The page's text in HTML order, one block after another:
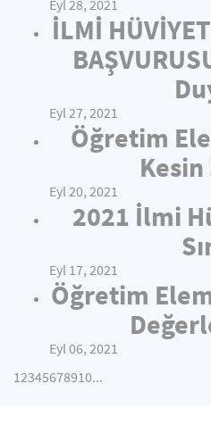
Eyl 28, 2021
İLMİ
Eyl 27, 2021
Öğretim
Eyl 20, 2021
2021 İlmi
Eyl 17, 2021
Öğretim
Eyl 06, 2021
12345678910...